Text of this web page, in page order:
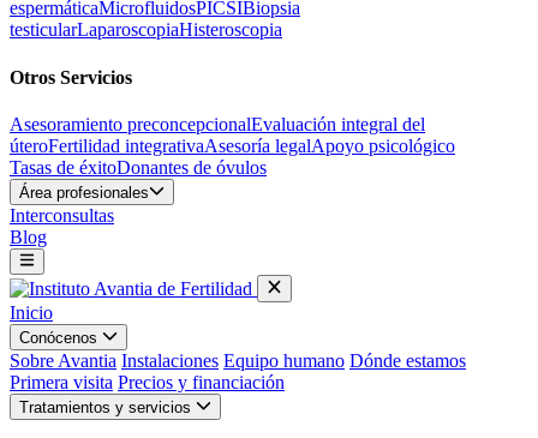
espermáticaMicrofluidosPICSIBiopsia
testicularLaparoscopiaHisteroscopia
Otros Servicios
Asesoramiento preconcepcionalEvaluación integral del
úteroFertilidad integrativaAsesoría legalApoyo psicológico
Tasas de éxitoDonantes de óvulos
Área profesionales
Interconsultas
Blog
Inicio
Conócenos
Sobre Avantia Instalaciones Equipo humano Dónde estamos
Primera visita Precios y financiación
Tratamientos y servicios